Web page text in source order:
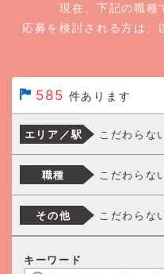
現在、下記の職種
応募を検討される方は、
585 件あります
エリア／駅 こだわらな
職種 こだわらな
その他 こだわらな
キーワード